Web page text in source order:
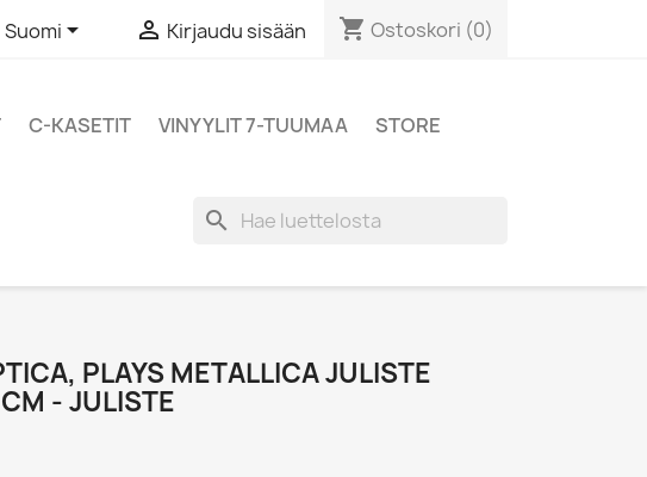
Suomi  Kirjaudu sisään shopping_cart Ostoskori (0)
C-KASETIT VINYYLIT 7-TUUMAA
STORE
search
PLAYS METALLICA JULISTE
- JULISTE